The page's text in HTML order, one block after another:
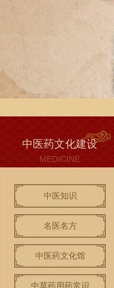
中医药文化建设
MEDICINE
中医知识
名医名方
中医药文化馆
中草药用药常识